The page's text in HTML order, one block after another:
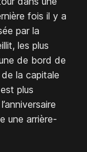
fois il y a
par la
les plus
de bord de
la capitale
plus
une arrière-